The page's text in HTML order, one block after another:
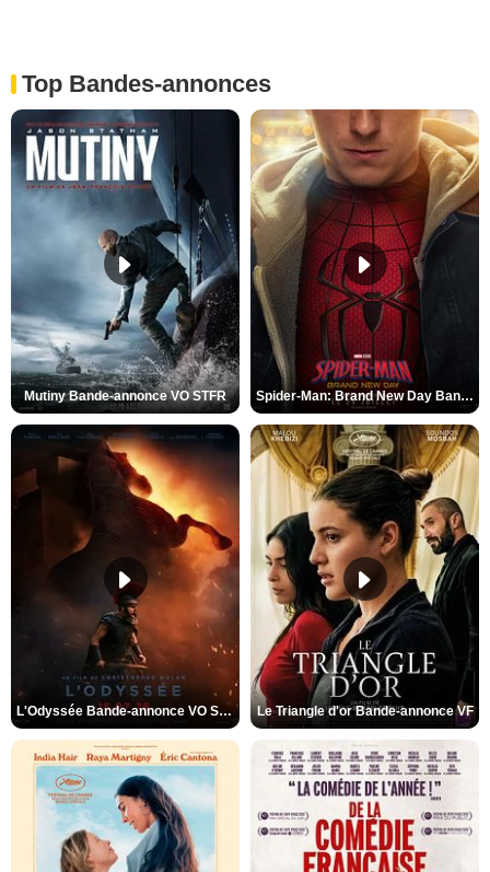
Top Bandes-annonces
Mutiny Bande-annonce VO STFR Spider-Man: Brand New Day Bande-annonce VO STFR
L'Odyssée Bande-annonce VO STFR Le Triangle d'or Bande-annonce VF